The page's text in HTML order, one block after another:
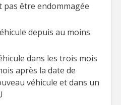
pas être endommagée
depuis au moins
dans les trois mois
après la date de
véhicule et dans un